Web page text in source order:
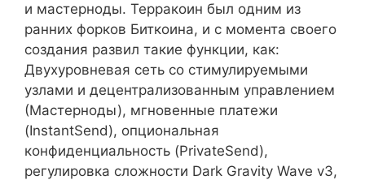
и мастерноды. Терракоин был одним из
ранних форков Биткоина, и с момента своего
создания развил такие функции, как:
Двухуровневая сеть со стимулируемыми
узлами и децентрализованным управлением
(Мастерноды), мгновенные платежи
(InstantSend), опциональная
конфиденциальность (PrivateSend),
регулировка сложности Dark Gravity Wave v3,